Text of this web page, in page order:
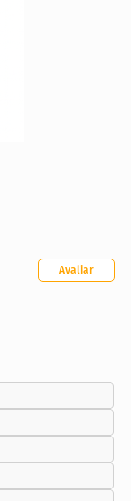
Avaliar